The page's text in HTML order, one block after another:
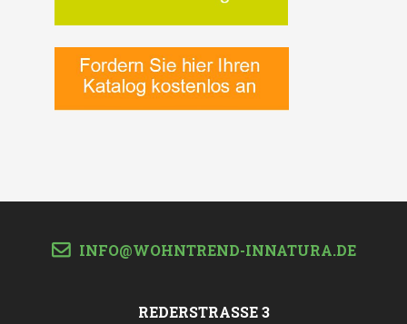
INFO@WOHNTREND-INNATURA.DE
REDERSTRASSE 3